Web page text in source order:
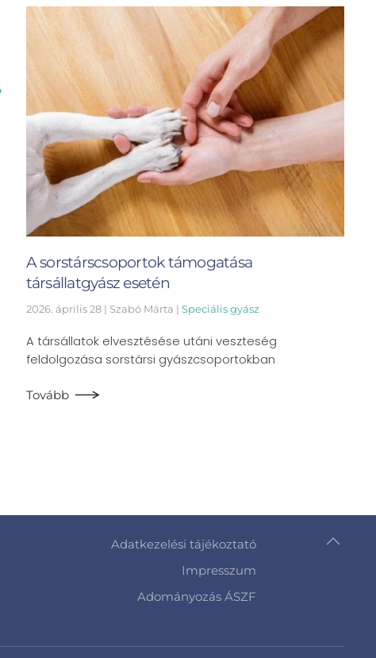
A sorstárscsoportok támogatása
társállatgyász esetén
2026. április 28| Szabó Márta | Speciális gyász
A társállatok elvesztésése utáni veszteség
feldolgozása sorstársi gyászcsoportokban
Tovább
Adatkezelési tájékoztató
Impresszum
Adományozás ÁSZF